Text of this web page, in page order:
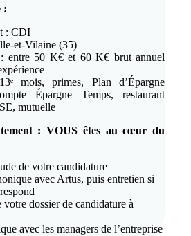
:
: CDI
et-Vilaine (35)
: entre 50 K€ et 60 K€ brut annuel
mois, primes, Plan d’Épargne
Épargne Temps, restaurant
mutuelle
: VOUS êtes au cœur du
de votre candidature
avec Artus, puis entretien si
votre dossier de candidature à
avec les managers de l’entreprise